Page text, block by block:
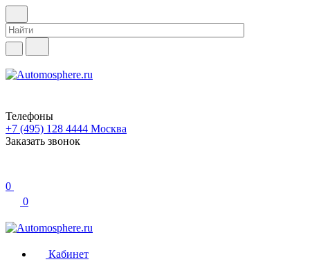
Телефоны
+7 (495) 128 4444 Москва
Заказать звонок
0
0
Кабинет